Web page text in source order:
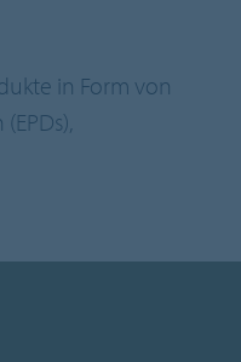
in Form von